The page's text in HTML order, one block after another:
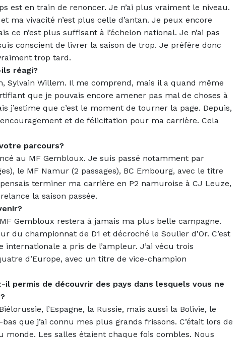
est en train de renoncer. Je n’ai plus vraiment le niveau.
ma vivacité n’est plus celle d’antan. Je peux encore
ce n’est plus suffisant à l’échelon national. Je n’ai pas
conscient de livrer la saison de trop. Je préfère donc
trop tard.
réagi?
Sylvain Willem. Il me comprend, mais il a quand même
que je pouvais encore amener pas mal de choses à
j’estime que c’est le moment de tourner la page. Depuis,
et de félicitation pour ma carrière. Cela
parcours?
au MF Gembloux. Je suis passé notamment par
le MF Namur (2 passages), BC Embourg, avec le titre
terminer ma carrière en P2 namuroise à CJ Leuze,
la saison passée.
Gembloux restera à jamais ma plus belle campagne.
du championnat de D1 et décroché le Soulier d’Or. C’est
a pris de l’ampleur. J’ai vécu trois
d’Europe, avec un titre de vice-champion
permis de découvrir des pays dans lesquels vous ne
l’Espagne, la Russie, mais aussi la Bolivie, le
bas que j’ai connu mes plus grands frissons. C’était lors de
Les salles étaient chaque fois combles. Nous